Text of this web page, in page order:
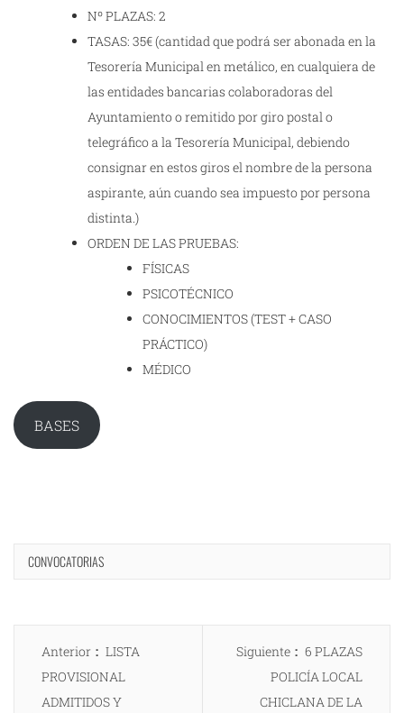
Nº PLAZAS: 2
TASAS: 35€ (cantidad que podrá ser abonada en la
Tesorería Municipal en metálico, en cualquiera de
las entidades bancarias colaboradoras del
Ayuntamiento o remitido por giro postal o
telegráfico a la Tesorería Municipal, debiendo
consignar en estos giros el nombre de la persona
aspirante, aún cuando sea impuesto por persona
distinta.)
ORDEN DE LAS PRUEBAS:
FÍSICAS
PSICOTÉCNICO
CONOCIMIENTOS (TEST + CASO
PRÁCTICO)
MÉDICO
BASES
CONVOCATORIAS
Navegación
entradas
Anterior
Entrada
anterior:
LISTA
PROVISIONAL
ADMITIDOS Y
Siguiente
Entrada
siguiente:
6 PLAZAS
POLICÍA LOCAL
CHICLANA DE LA